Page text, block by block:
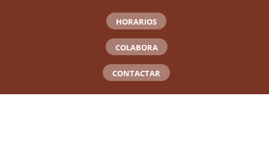
HORARIOS
COLABORA
CONTACTAR